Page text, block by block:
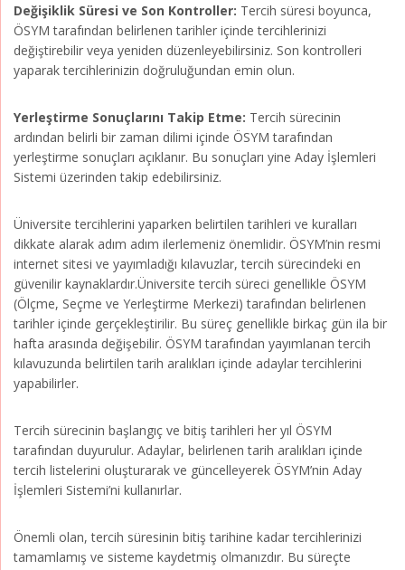
Değişiklik Süresi ve Son Kontroller: Tercih süresi boyunca,
ÖSYM tarafından belirlenen tarihler içinde tercihlerinizi
değiştirebilir veya yeniden düzenleyebilirsiniz. Son kontrolleri
yaparak tercihlerinizin doğruluğundan emin olun.
Yerleştirme Sonuçlarını Takip Etme: Tercih sürecinin
ardından belirli bir zaman dilimi içinde ÖSYM tarafından
yerleştirme sonuçları açıklanır. Bu sonuçları yine Aday İşlemleri
Sistemi üzerinden takip edebilirsiniz.
Üniversite tercihlerini yaparken belirtilen tarihleri ve kuralları
dikkate alarak adım adım ilerlemeniz önemlidir. ÖSYM’nin resmi
internet sitesi ve yayımladığı kılavuzlar, tercih sürecindeki en
güvenilir kaynaklardır.Üniversite tercih süreci genellikle ÖSYM
(Ölçme, Seçme ve Yerleştirme Merkezi) tarafından belirlenen
tarihler içinde gerçekleştirilir. Bu süreç genellikle birkaç gün ila bir
hafta arasında değişebilir. ÖSYM tarafından yayımlanan tercih
kılavuzunda belirtilen tarih aralıkları içinde adaylar tercihlerini
yapabilirler.
Tercih sürecinin başlangıç ve bitiş tarihleri her yıl ÖSYM
tarafından duyurulur. Adaylar, belirlenen tarih aralıkları içinde
tercih listelerini oluşturarak ve güncelleyerek ÖSYM’nin Aday
İşlemleri Sistemi’ni kullanırlar.
Önemli olan, tercih süresinin bitiş tarihine kadar tercihlerinizi
tamamlamış ve sisteme kaydetmiş olmanızdır. Bu süreçte